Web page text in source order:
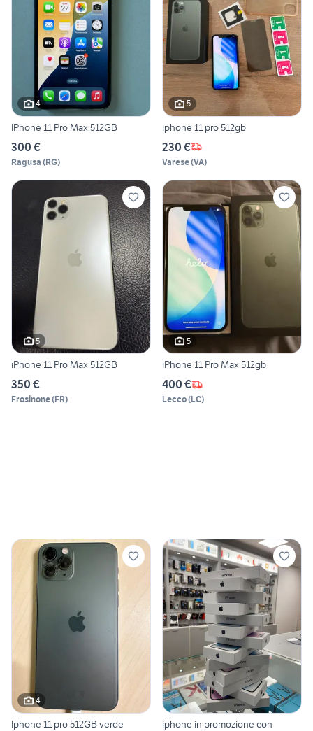
4
IPhone 11 Pro Max 512GB
300 €
Ragusa (RG)
5
iphone 11 pro 512gb
230 €
Varese(VA)
5
iPhone 11 Pro Max 512GB
350 €
Frosinone(FR)
5
iPhone 11 Pro Max 512gb
400 €
Lecco(LC)
4
Iphone 11 pro 512GB verde
iphone in promozione con